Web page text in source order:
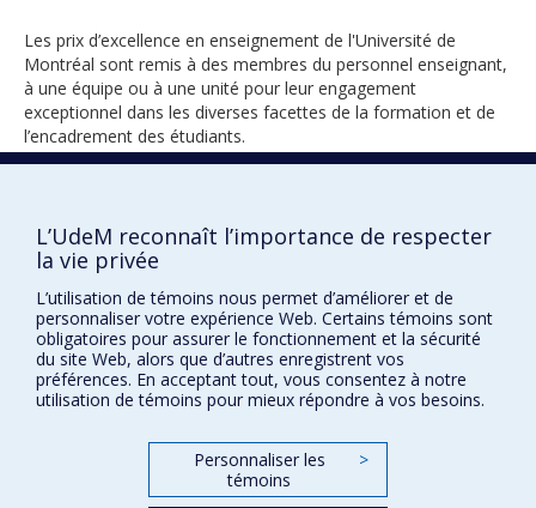
Les prix d’excellence en enseignement de l'Université de
Montréal sont remis à des membres du personnel enseignant,
à une équipe ou à une unité pour leur engagement
exceptionnel dans les diverses facettes de la formation et de
l’encadrement des étudiants.
1998
L’UdeM reconnaît l’importance de respecter
la vie privée
L’utilisation de témoins nous permet d’améliorer et de
personnaliser votre expérience Web. Certains témoins sont
obligatoires pour assurer le fonctionnement et la sécurité
du site Web, alors que d’autres enregistrent vos
préférences. En acceptant tout, vous consentez à notre
utilisation de témoins pour mieux répondre à vos besoins.
Personnaliser les
témoins
>